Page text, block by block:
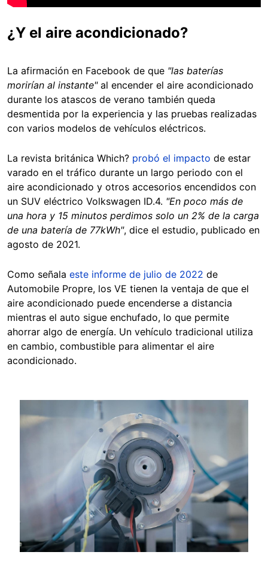
¿Y el aire acondicionado?
La afirmación en Facebook de que "las baterías
morirían al instante"al encender el aire acondicionado
durante los atascos de verano también queda
desmentida por la experiencia y las pruebas realizadas
con varios modelos de vehículos eléctricos.
La revista británica Which? probó el impacto de estar
varado en el tráfico durante un largo periodo con el
aire acondicionado y otros accesorios encendidos con
un SUV eléctrico Volkswagen ID.4. "En poco más de
una hora y 15 minutos perdimos solo un 2% de la carga
de una batería de 77kWh", dice el estudio, publicado en
agosto de 2021.
Como señala este informe de julio de 2022 de
Automobile Propre, los VE tienen la ventaja de que el
aire acondicionado puede encenderse a distancia
mientras el auto sigue enchufado, lo que permite
ahorrar algo de energía. Un vehículo tradicional utiliza
en cambio, combustible para alimentar el aire
acondicionado.